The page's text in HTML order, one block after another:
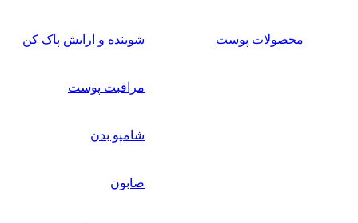
محصولات پوست شوینده و ارایش پاک کن
مراقبت پوست
شامپو بدن
صابون